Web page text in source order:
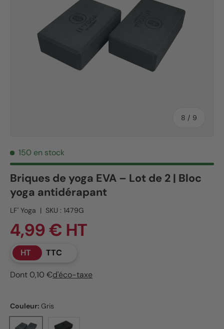
8 / de
9
150 en stock
Briques de yoga EVA – Lot de 2 | Bloc
yoga antidérapant
LF' Yoga | SKU : 1479G
4,99 € HT
HT TTC
Dont 0,10 €d'éco-taxe
Couleur: Gris